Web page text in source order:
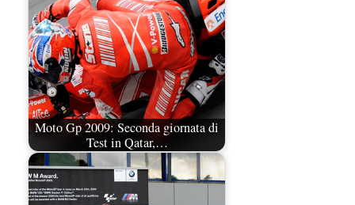
Moto Gp 2009: Seconda giornata di
Test in Qatar,…